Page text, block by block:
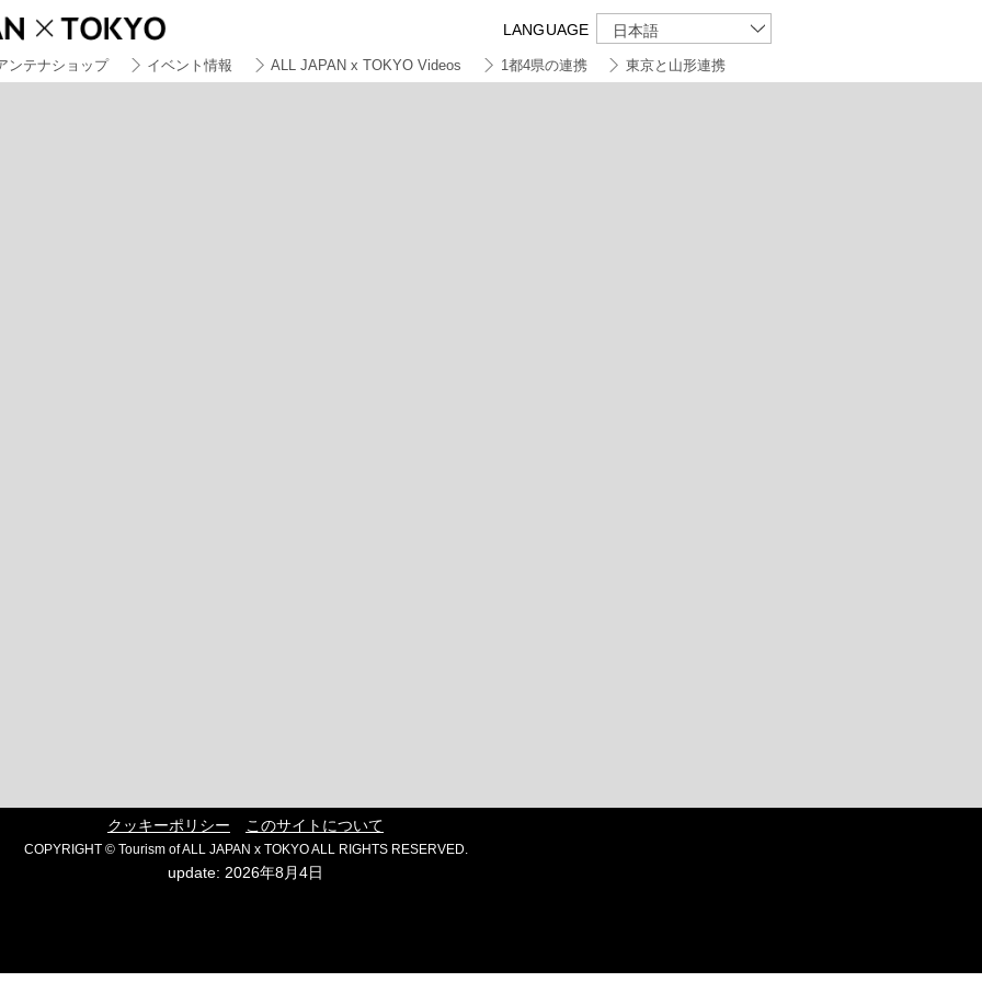
LANGUAGE 日本語
ンテナショップ イベント情報 ALL JAPAN x TOKYO Videos 1都4県の連携 東京と山形連携
クッキーポリシー このサイトについて
COPYRIGHT © Tourism of ALL JAPAN x TOKYO ALL RIGHTS RESERVED.
update: 2026年8月4日